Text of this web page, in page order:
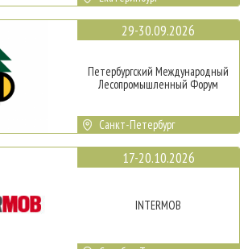
29-30.09.2026
Петербургский Международный
Лесопромышленный Форум
Санкт-Петербург
17-20.10.2026
INTERMOB